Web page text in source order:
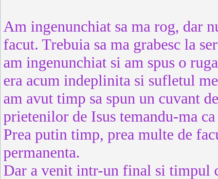
Am ingenunchiat sa ma rog, dar
facut. Trebuia sa ma grabesc la
am ingenunchiat si am spus o
era acum indeplinita si sufletul
am avut timp sa spun un cuvant
prietenilor de Isus temandu-ma
Prea putin timp, prea multe de
permanenta.
Dar a venit intr-un final si timpul